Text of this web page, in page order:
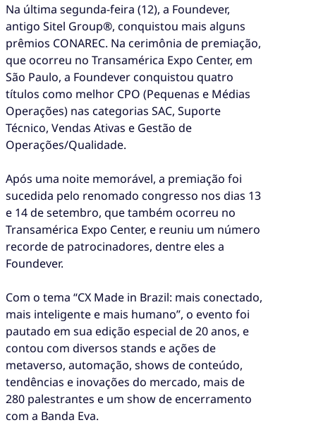
Na última segunda-feira (12), a Foundever,
antigo Sitel Group®, conquistou mais alguns
prêmios CONAREC. Na cerimônia de premiação,
que ocorreu no Transamérica Expo Center, em
São Paulo, a Foundever conquistou quatro
títulos como melhor CPO (Pequenas e Médias
Operações) nas categorias SAC, Suporte
Técnico, Vendas Ativas e Gestão de
Operações/Qualidade.
Após uma noite memorável, a premiação foi
sucedida pelo renomado congresso nos dias 13
e 14 de setembro, que também ocorreu no
Transamérica Expo Center, e reuniu um número
recorde de patrocinadores, dentre eles a
Foundever.
Com o tema “CX Made in Brazil: mais conectado,
mais inteligente e mais humano”, o evento foi
pautado em sua edição especial de 20 anos, e
contou com diversos stands e ações de
metaverso, automação, shows de conteúdo,
tendências e inovações do mercado, mais de
280 palestrantes e um show de encerramento
com a Banda Eva.